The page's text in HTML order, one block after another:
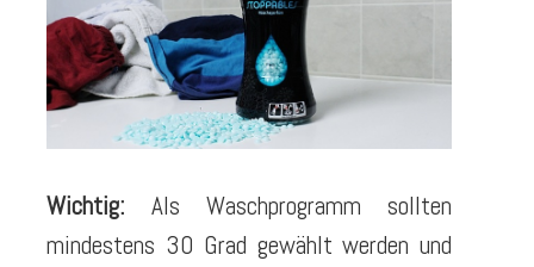
Wichtig: Als Waschprogramm sollten
mindestens 30 Grad gewählt werden und